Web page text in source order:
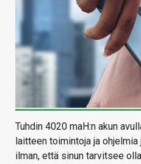
Tuhdin 4020 maH:n akun
laitteen toimintoja ja
ilman, että sinun tarvitsee